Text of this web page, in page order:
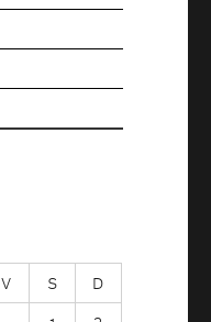
V S
D